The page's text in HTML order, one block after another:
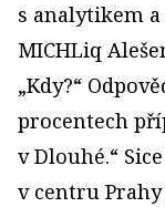
s analytikem
MICHLiq
„Kdy?“
procentech
v Dlouhé.“
v centru